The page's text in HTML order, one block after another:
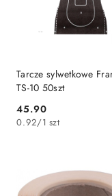
Tarcze sylwetkowe
TS-10 50szt
Cena:
45.90
0.92/1 szt